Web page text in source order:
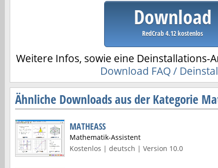
Download
RedCrab 4.12 kostenlos
Weitere Infos, sowie eine Deinstallations-
Download FAQ /
Ähnliche Downloads aus der Kategorie
MATHEASS
Mathematik-Assistent
Kostenlos | deutsch | Version 10.0